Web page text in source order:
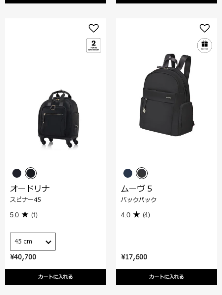
¥40,700
カートに入れる
オードリナ
スピナー45
5.0 (1)
45 cm
¥17,600
カートに入れる
ムーヴ 5
バックパック
4.0 (4)